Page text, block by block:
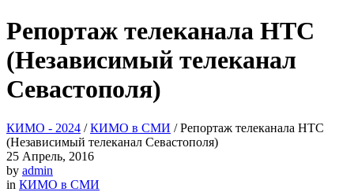
Репортаж телеканала НТС
(Независимый телеканал
Севастополя)
КИМО - 2024 /КИМО в СМИ /Репортаж телеканала НТС
(Независимый телеканал Севастополя)
25 Апрель, 2016
by admin
in КИМО в СМИ